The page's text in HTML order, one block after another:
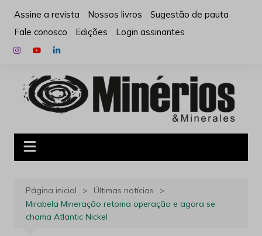
para
conteúdo
Assine a revista Nossos livros
Sugestão de pauta
Fale conosco
Edições Login assinantes
Página inicial
Últimas notícias
Mirabela Mineração retoma operação e agora se
chama Atlantic Nickel